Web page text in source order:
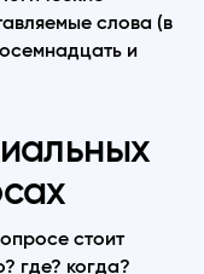
слова (в
и
стоит
где? когда?